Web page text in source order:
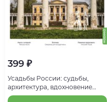
399 ₽
Усадьбы России: судьбы,
архитектура, вдохновение
№24, Усадьба Знаменское-